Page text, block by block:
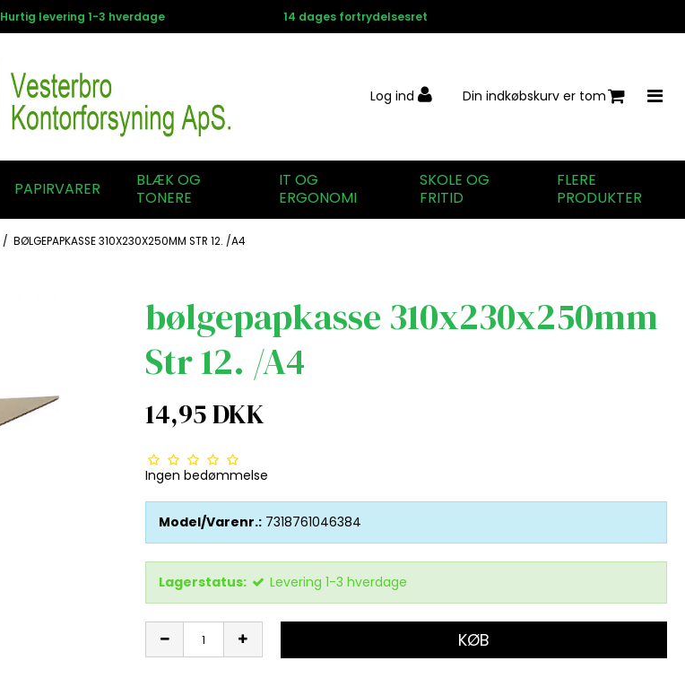
Hurtig levering 1-3 hverdage 14 dages fortrydelsesret
Log ind Din indkøbskurv er tom
PAPIRVARER
BLÆK OG
TONERE
IT OG
ERGONOMI
SKOLE OG
FRITID
FLERE
PRODUKTER
/ BØLGEPAPKASSE 310X230X250MM STR 12. /A4
bølgepapkasse 310x230x250mm
Str 12. /A4
14,95 DKK
Ingen bedømmelse
Model/Varenr.: 7318761046384
Lagerstatus: Levering 1-3 hverdage
KØB